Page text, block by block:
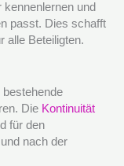
und
passt. Dies schafft
alle Beteiligten.
bestehende
Die Kontinuität
für den
nach der